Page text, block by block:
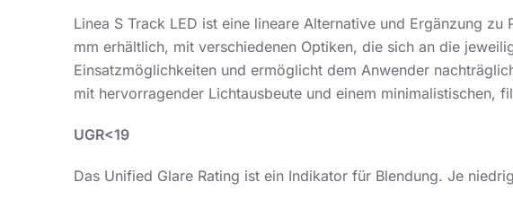
Linea S Track LED ist eine lineare Alternative und Ergänzung
mm erhältlich, mit verschiedenen Optiken, die sich an die
Einsatzmöglichkeiten und ermöglicht dem Anwender
mit hervorragender Lichtausbeute und einem minimalistischen,
UGR<19
Das Unified Glare Rating ist ein Indikator für Blendung. Je